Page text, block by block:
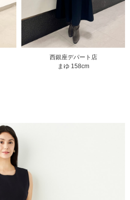
西銀座デパート店
まゆ 158cm